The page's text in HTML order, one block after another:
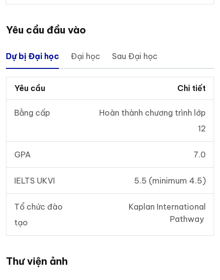
Yêu cầu đầu vào
Dự bị Đại học Đại học Sau Đại học
Yêu cầu Chi tiết
Bằng cấp
Hoàn thành chương trình lớp
12
GPA 7.0
IELTS UKVI 5.5 (minimum 4.5)
Tổ chức đào
tạo
Kaplan International
Pathway
Thư viện ảnh